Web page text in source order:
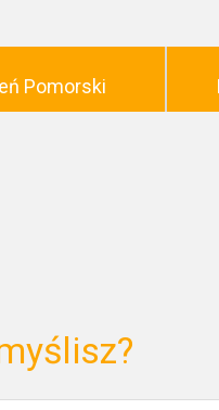
Pomorski